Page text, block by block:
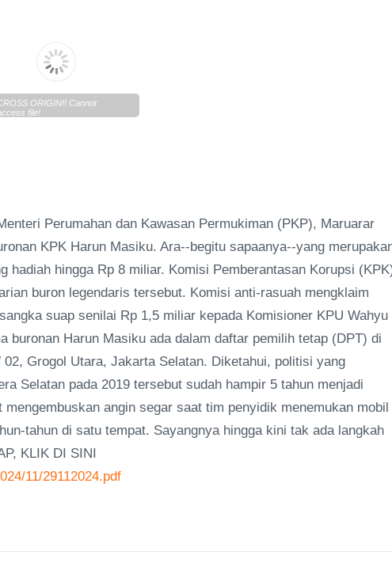
ORIGIN!! Cannot
file!
Perumahan dan Kawasan Permukiman (PKP), Maruarar
KPK Harun Masiku. Ara--begitu sapaanya--yang
hadiah hingga Rp 8 miliar. Komisi Pemberantasan Korupsi
buron legendaris tersebut. Komisi anti-rasuah mengklaim
suap senilai Rp 1,5 miliar kepada Komisioner KPU Wahyu
buronan Harun Masiku ada dalam daftar pemilih tetap (DPT) di
Grogol Utara, Jakarta Selatan. Diketahui, politisi yang
Selatan pada 2019 tersebut sudah hampir 5 tahun menjadi
angin segar saat tim penyidik menemukan mobil
tahun di satu tempat. Sayangnya hingga kini tak ada langkah
KLIK DI SINI
11/29112024.pdf